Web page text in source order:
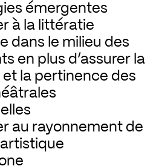
émergentes
à la littératie
dans le milieu des
en plus d’assurer la
la pertinence des
au rayonnement de